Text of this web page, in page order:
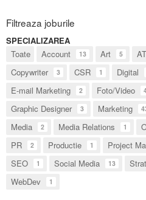
Filtreaza joburile
SPECIALIZAREA
Toate
Account 13 Art 5
Copywriter 3 CSR 1 Digital
E-mail Marketing 2 Foto/Video
Graphic Designer 3 Marketing
Media 2 Media Relations 1
PR 2 Productie 1 Project
SEO 1 Social Media 13
WebDev 1